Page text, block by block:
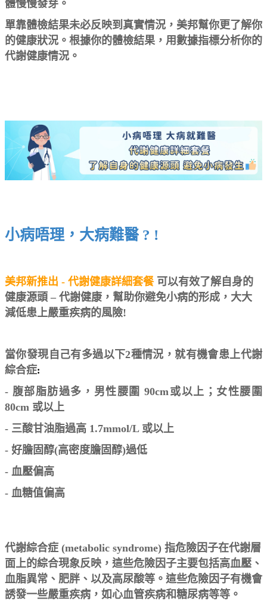
體慢慢發芽。
單靠體檢結果未必反映到真實情況，美邦幫你更了解你
的健康狀況。根據你的體檢結果，用數據指標分析你的
代謝健康情況。
小病唔理，大病難醫 ? !
美邦新推出 - 代謝健康詳細套餐可以有效了解自身的
健康源頭 – 代謝健康，幫助你避免小病的形成，大大
減低患上嚴重疾病的風險!
當你發現自己有多過以下2種情況，就有機會患上代謝
綜合症:
- 腹部脂肪過多，男性腰圍 90cm或以上；女性腰圍
80cm 或以上
- 三酸甘油脂過高 1.7mmol/L 或以上
- 好膽固醇(高密度膽固醇)過低
- 血壓偏高
- 血糖值偏高
代謝綜合症 (metabolic syndrome) 指危險因子在代謝層
面上的綜合現象反映，這些危險因子主要包括高血壓、
血脂異常、肥胖、以及高尿酸等。這些危險因子有機會
誘發一些嚴重疾病，如心血管疾病和糖尿病等等。